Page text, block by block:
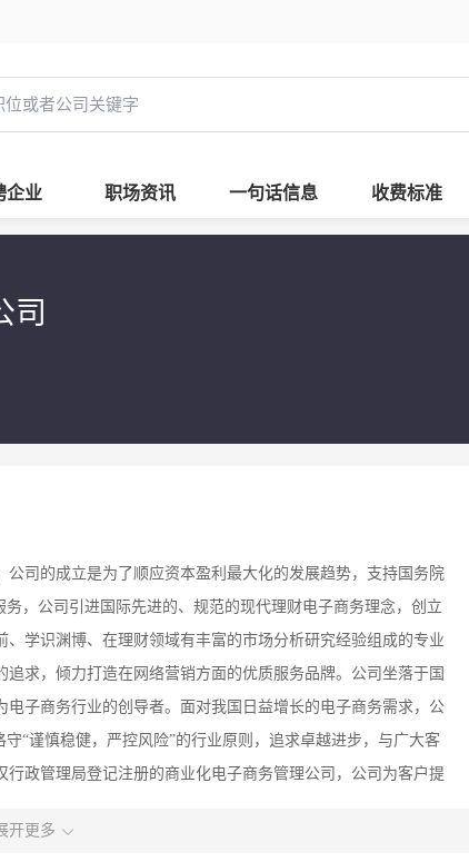
企业 职场资讯 一句话信息 收费标准
司
司的成立是为了顺应资本盈利最大化的发展趋势，支持国务院
，公司引进国际先进的、规范的现代理财电子商务理念，创立
学识渊博、在理财领域有丰富的市场分析研究经验组成的专业
求，倾力打造在网络营销方面的优质服务品牌。公司坐落于国
子商务行业的创导者。面对我国日益增长的电子商务需求，公
“谨慎稳健，严控风险”的行业原则，追求卓越进步，与广大客
政管理局登记注册的商业化电子商务管理公司，公司为客户提
开更多